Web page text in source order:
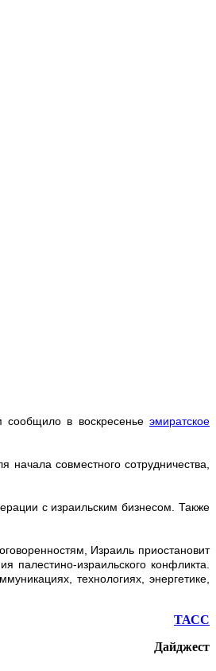
сообщило в воскресеньеэмиратское
совместного сотрудничества,
с израильским бизнесом. Также
Израиль приостановит
палестино-израильского конфликта.
технологиях, энергетике,
ТАСС
Дайджест